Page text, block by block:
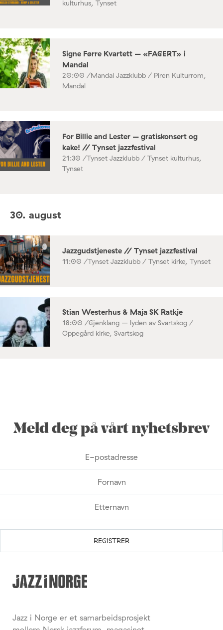
kulturhus, Tynset
Signe Førre Kvartett – «FAGERT» i
Mandal
20:00 /Mandal Jazzklubb / Piren Kulturrom,
Mandal
For Billie and Lester – gratiskonsert og
kake! // Tynset jazzfestival
21:30 /Tynset Jazzklubb / Tynset kulturhus,
Tynset
30. august
Jazzgudstjeneste // Tynset jazzfestival
11:00 /Tynset Jazzklubb / Tynset kirke, Tynset
Stian Westerhus & Maja SK Ratkje
18:00 /Gjenklang – lyden av Svartskog /
Oppegård kirke, Svartskog
Meld deg på vårt nyhetsbrev
Jazz i Norge er et samarbeidsprosjekt